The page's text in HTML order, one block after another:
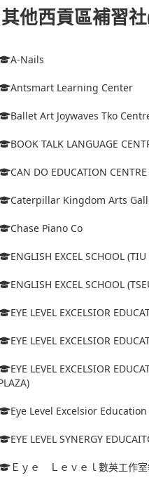
其他西貢區補習
A-Nails
Antsmart Learning Center
Ballet Art Joywaves Tko
BOOK TALK LANGUAGE
CAN DO EDUCATION CENTRE
Caterpillar Kingdom Arts
Chase Piano Co
ENGLISH EXCEL SCHOOL
ENGLISH EXCEL SCHOOL
EYE LEVEL EXCELSIOR
EYE LEVEL EXCELSIOR
EYE LEVEL EXCELSIOR
Eye Level Excelsior
EYE LEVEL SYNERGY
Ｅｙｅ Ｌｅｖｅｌ數英工作室